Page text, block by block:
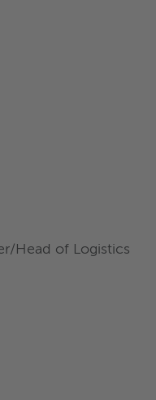
Head of Logistics